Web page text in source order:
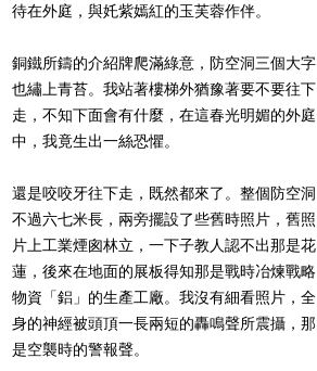
待在外庭，與奼紫嫣紅的玉芙蓉作伴。
銅鐵所鑄的介紹牌爬滿綠意，防空洞三個大字
也繡上青苔。我站著樓梯外猶豫著要不要往下
走，不知下面會有什麼，在這春光明媚的外庭
中，我竟生出一絲恐懼。
還是咬咬牙往下走，既然都來了。整個防空洞
不過六七米長，兩旁擺設了些舊時照片，舊照
片上工業煙囪林立，一下子教人認不出那是花
蓮，後來在地面的展板得知那是戰時冶煉戰略
物資「鋁」的生產工廠。我沒有細看照片，全
身的神經被頭頂一長兩短的轟鳴聲所震攝，那
是空襲時的警報聲。